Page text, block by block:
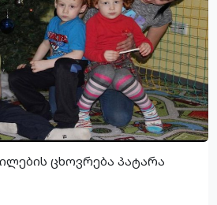
ცხოვრება პატარა